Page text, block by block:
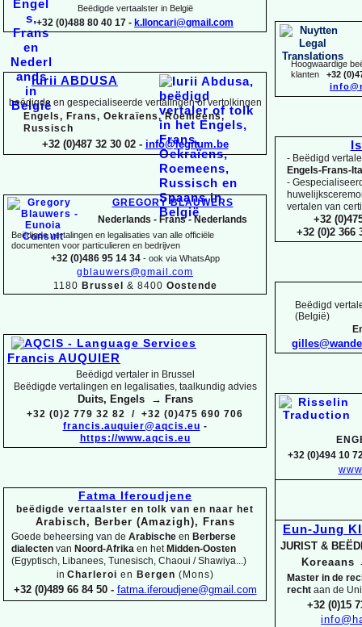
Hoogwaardige
klanten +32
- Beëdigd
Engels-Frans-
-
vertalen van
+32
+32 (0)2 366
Beëdigd
(België)
+32 (0)494 10
Eun-Jung
JURIST &
Koreaans
Master in de
recht aan de
+32 (0)15
Beëdigde vertaalster in België
+32 (0)488 80 40 17 - k.lloncari@gmail.com
Iurii ABDUSA
beëdigde en gespecialiseerde vertalingen of vertolkingen
Engels, Frans, Oekraïens, Roemeens,
Russisch
+32 (0)487 32 30 02 - info@legitum.be
GREGORY BLAUWERS
Nederlands - Frans -Nederlands
Beëdigde vertalingen en legalisaties van alle officiële
documenten voor particulieren en bedrijven
+32 (0)486 95 14 34 -ook via WhatsApp
gblauwers@gmail.com
1180 Brussel & 8400 Oostende
Francis AUQUIER
Beëdigd vertaler in Brussel
Beëdigde vertalingen en legalisaties, taalkundig advies
Duits, Engels → Frans
+32 (0)2 779 32 82 / +32 (0)475 690 706
francis.auquier@aqcis.eu -
https://www.aqcis.eu
Fatma Iferoudjene
beëdigde vertaalster en tolk van en naar het
Arabisch, Berber (Amazigh), Frans
Goede beheersing van de Arabische en Berberse
dialecten van Noord-Afrika en hetMidden-Oosten
(Egyptisch, Libanees, Tunesisch, Chaoui / Shawiya...)
in Charleroi en Bergen (Mons)
+32 (0)489 66 84 50 - fatma.iferoudjene@gmail.com